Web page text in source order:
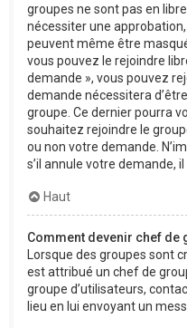
groupes ne sont pas en
nécessiter une
peuvent même être
vous pouvez le rejoindre
demande », vous pouvez
demande nécessitera
groupe. Ce dernier pourra
souhaitez rejoindre le
ou non votre demande.
s’il annule votre demande,
Haut
Comment devenir chef de
Lorsque des groupes sont
est attribué un chef de
groupe d’utilisateurs,
lieu en lui envoyant un